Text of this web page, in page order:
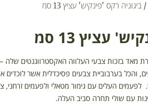
/ ביגוניה רקס 'פינקיש' עציץ 13 סמ
עציץ 13 סמ
מאד בזכות צבעי העלווה האקסטרווגנטים שלה –
והכל בערבוביית צבעים פסיכדלית אשר לוכדים
לפעמים העלים עם גימור מטאלי ולפעמים זרחני,
עם שולי תחרה סביב העלה.